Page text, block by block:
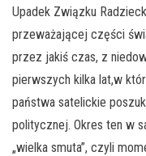
Upadek Związku
przeważającej części
przez jakiś czas, z
pierwszych kilka lat,w
państwa satelickie
politycznej. Okres ten w
„wielka smuta”, czyli